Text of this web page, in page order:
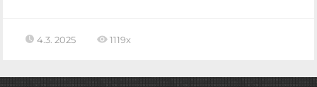
4.3. 2025 1119x